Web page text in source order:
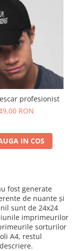
profesionist
RON
IN COS
fost generate
de nuante și
sunt de 24x24
imprimeurilor
sorturilor
A4, restul